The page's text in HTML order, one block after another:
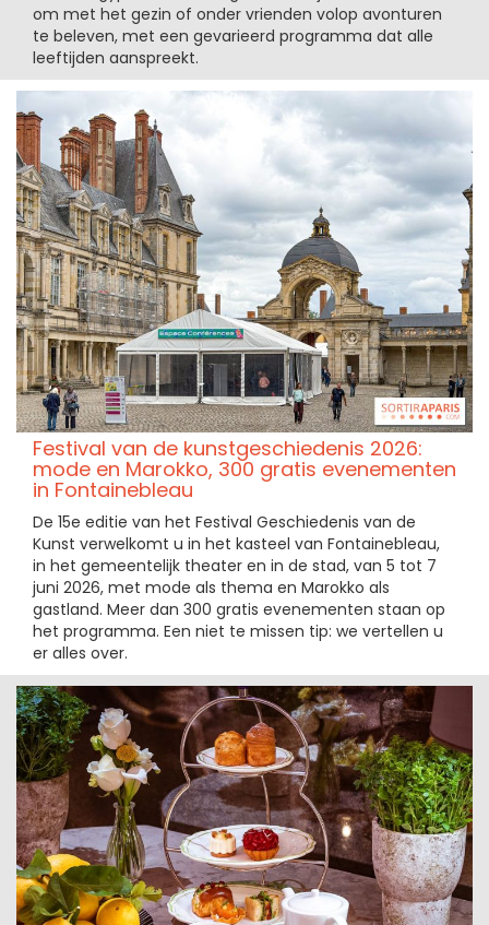
om met het gezin of onder vrienden volop avonturen
te beleven, met een gevarieerd programma dat alle
leeftijden aanspreekt.
Festival van de kunstgeschiedenis 2026:
mode en Marokko, 300 gratis evenementen
in Fontainebleau
De 15e editie van het Festival Geschiedenis van de
Kunst verwelkomt u in het kasteel van Fontainebleau,
in het gemeentelijk theater en in de stad, van 5 tot 7
juni 2026, met mode als thema en Marokko als
gastland. Meer dan 300 gratis evenementen staan op
het programma. Een niet te missen tip: we vertellen u
er alles over.